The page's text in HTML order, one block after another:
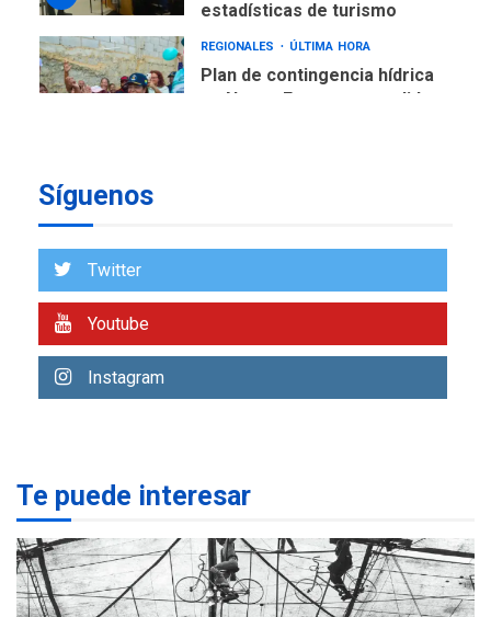
estadísticas de turismo
REGIONALES ÚLTIMA HORA
Plan de contingencia hídrica
en Nueva Esparta consolida
7
2
Margarita será sede de
para aprender a atender
adultos mayores
REGIONALES ÚLTIMA HORA
Síguenos
Twitter
Youtube
Instagram
Te puede interesar